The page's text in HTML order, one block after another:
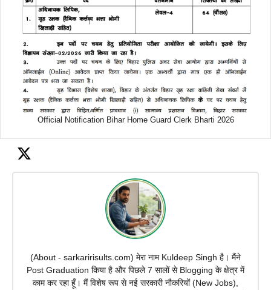
Official Notification Bihar Home Guard Clerk Bharti 2026
(About - sarkaririsults.com) मेरा नाम Kuldeep Singh है। मैंने
Post Graduation किया है और पिछले 7 सालों से Blogging के क्षेत्र में
काम कर रहा हूँ। मैं विशेष रूप से नई सरकारी नौकरियों (New Jobs),